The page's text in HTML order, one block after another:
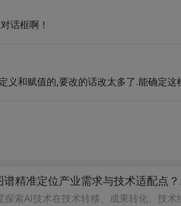
话框啊！
义和赋值的,要改的话改太多了.能确定这
精准定位产业需求与技术适配点
索AI技术在技术转移、成果转化、技